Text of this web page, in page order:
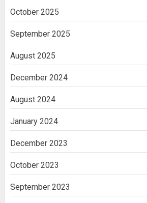
October 2025
September 2025
August 2025
December 2024
August 2024
January 2024
December 2023
October 2023
September 2023